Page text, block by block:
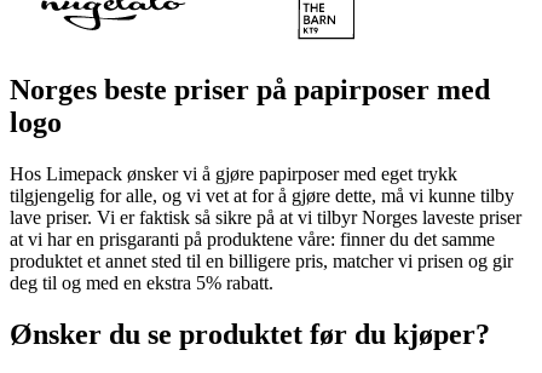
Norges beste priser på papirposer med
logo
Hos Limepack ønsker vi å gjøre papirposer med eget trykk
tilgjengelig for alle, og vi vet at for å gjøre dette, må vi kunne tilby
lave priser. Vi er faktisk så sikre på at vi tilbyr Norges laveste priser
at vi har en prisgaranti på produktene våre: finner du det samme
produktet et annet sted til en billigere pris, matcher vi prisen og gir
deg til og med en ekstra 5% rabatt.
Ønsker du se produktet før du kjøper?